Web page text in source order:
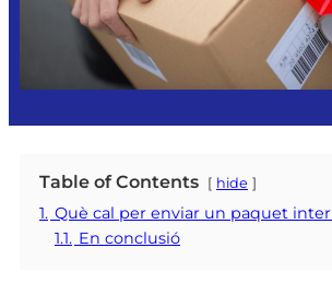
Table of Contents hide
1. Què cal per enviar un paquet
1.1. En conclusió